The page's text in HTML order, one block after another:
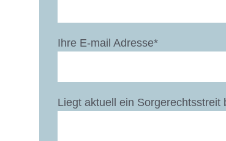
Ihre E-mail Adresse*
Liegt aktuell ein